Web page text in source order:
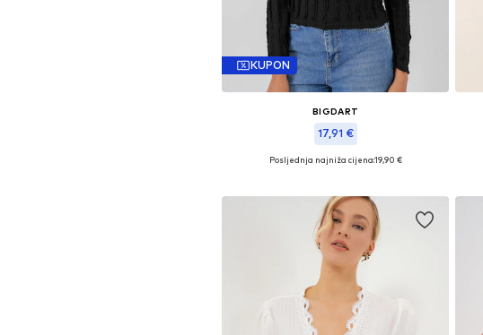
KUPON
BIGDART
17,91 €
Dostupne veličine: S, M, L, XL
Posljednja najniža cijena:19,90 €